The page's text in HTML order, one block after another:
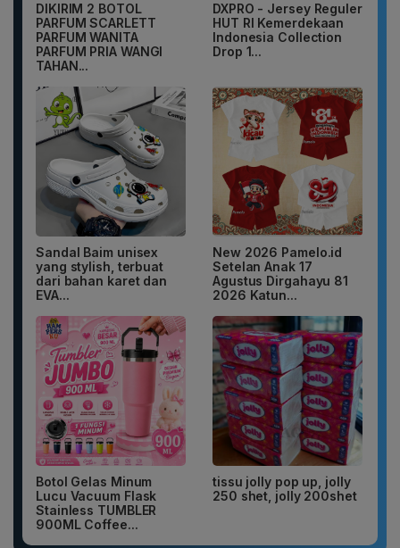
DIKIRIM 2 BOTOL
PARFUM SCARLETT
PARFUM WANITA
PARFUM PRIA WANGI
TAHAN...
DXPRO - Jersey Reguler
HUT RI Kemerdekaan
Indonesia Collection
Drop 1...
Sandal Baim unisex
yang stylish, terbuat
dari bahan karet dan
EVA...
New 2026 Pamelo.id
Setelan Anak 17
Agustus Dirgahayu 81
2026 Katun...
Botol Gelas Minum
Lucu Vacuum Flask
Stainless TUMBLER
900ML Coffee...
tissu jolly pop up, jolly
250 shet, jolly 200shet